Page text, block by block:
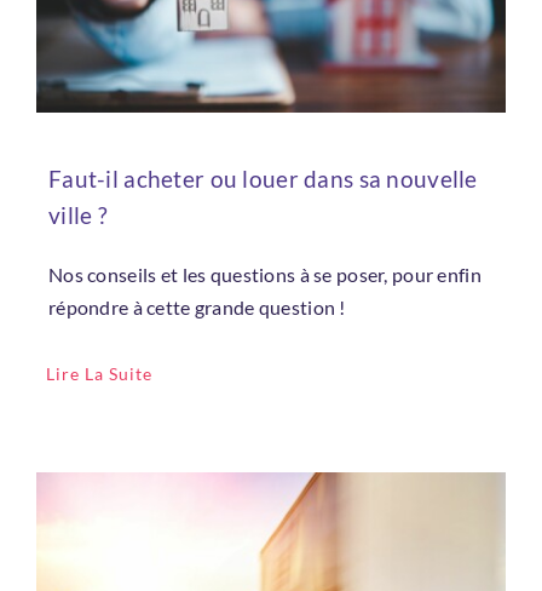
Faut-il acheter ou louer dans sa nouvelle
ville ?
Nos conseils et les questions à se poser, pour enfin
répondre à cette grande question !
Lire La Suite